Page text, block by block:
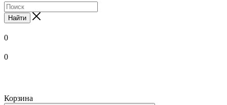
Найти
0
0
Корзина